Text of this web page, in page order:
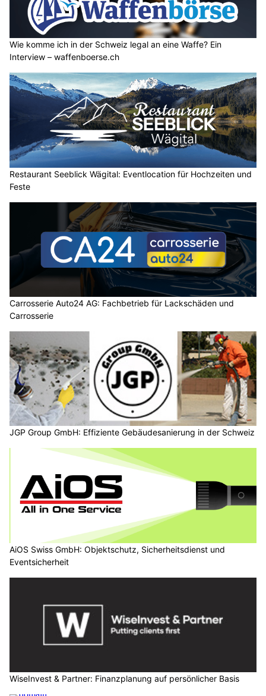
Wie komme ich in der Schweiz legal an eine Waffe? Ein
Interview – waffenboerse.ch
Restaurant Seeblick Wägital: Eventlocation für Hochzeiten und
Feste
Carrosserie Auto24 AG: Fachbetrieb für Lackschäden und
Carrosserie
JGP Group GmbH: Effiziente Gebäudesanierung in der Schweiz
AiOS Swiss GmbH: Objektschutz, Sicherheitsdienst und
Eventsicherheit
WiseInvest & Partner: Finanzplanung auf persönlicher Basis